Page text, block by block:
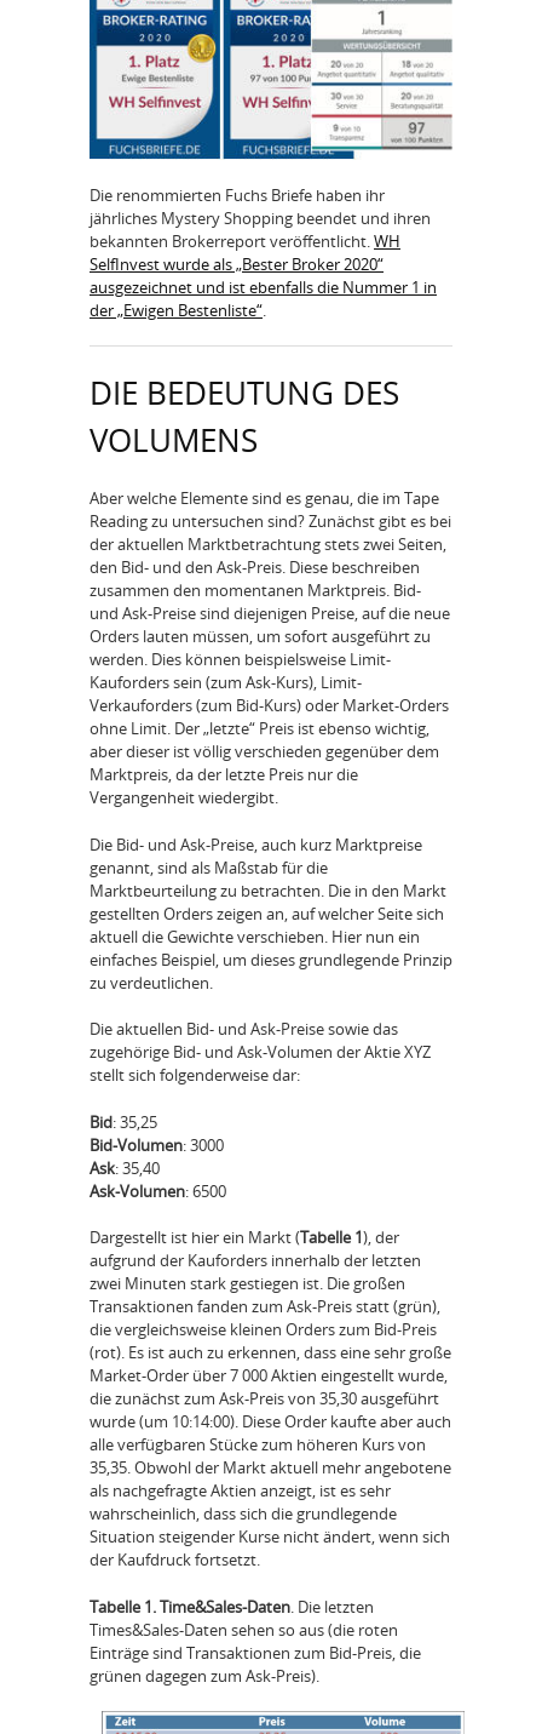
Die renommierten Fuchs Briefe haben ihr
jährliches Mystery Shopping beendet und ihren
bekannten Brokerreport veröffentlicht. WH
SelfInvest wurde als „Bester Broker 2020“
ausgezeichnet und ist ebenfalls die Nummer 1 in
der „Ewigen Bestenliste“
DIE BEDEUTUNG DES
VOLUMENS
Aber welche Elemente sind es genau, die im Tape
Reading zu untersuchen sind? Zunächst gibt es bei
der aktuellen Marktbetrachtung stets zwei Seiten,
den Bid- und den Ask-Preis. Diese beschreiben
zusammen den momentanen Marktpreis. Bid-
und Ask-Preise sind diejenigen Preise, auf die neue
Orders lauten müssen, um sofort ausgeführt zu
werden. Dies können beispielsweise Limit-
Kauforders sein (zum Ask-Kurs), Limit-
Verkauforders (zum Bid-Kurs) oder Market-Orders
ohne Limit. Der „letzte“ Preis ist ebenso wichtig,
aber dieser ist völlig verschieden gegenüber dem
Marktpreis, da der letzte Preis nur die
Vergangenheit wiedergibt.
Die Bid- und Ask-Preise, auch kurz Marktpreise
genannt, sind als Maßstab für die
Marktbeurteilung zu betrachten. Die in den Markt
gestellten Orders zeigen an, auf welcher Seite sich
aktuell die Gewichte verschieben. Hier nun ein
einfaches Beispiel, um dieses grundlegende Prinzip
zu verdeutlichen.
Die aktuellen Bid- und Ask-Preise sowie das
zugehörige Bid- und Ask-Volumen der Aktie XYZ
stellt sich folgenderweise dar:
Bid: 35,25
Bid-Volumen: 3000
Ask: 35,40
Ask-Volumen: 6500
Dargestellt ist hier ein Markt (Tabelle 1), der
aufgrund der Kauforders innerhalb der letzten
zwei Minuten stark gestiegen ist. Die großen
Transaktionen fanden zum Ask-Preis statt (grün),
die vergleichsweise kleinen Orders zum Bid-Preis
(rot). Es ist auch zu erkennen, dass eine sehr große
Market-Order über 7 000 Aktien eingestellt wurde,
die zunächst zum Ask-Preis von 35,30 ausgeführt
wurde (um 10:14:00). Diese Order kaufte aber auch
alle verfügbaren Stücke zum höheren Kurs von
35,35. Obwohl der Markt aktuell mehr angebotene
als nachgefragte Aktien anzeigt, ist es sehr
wahrscheinlich, dass sich die grundlegende
Situation steigender Kurse nicht ändert, wenn sich
der Kaufdruck fortsetzt.
Tabelle 1. Time&Sales-Daten. Die letzten
Times&Sales-Daten sehen so aus (die roten
Einträge sind Transaktionen zum Bid-Preis, die
grünen dagegen zum Ask-Preis).